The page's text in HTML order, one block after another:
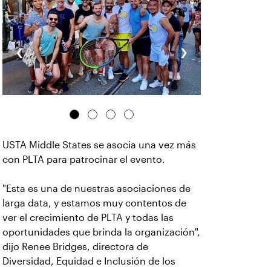
‹ ›
USTA Middle States se asocia una vez más
con PLTA para patrocinar el evento.
"Esta es una de nuestras asociaciones de
larga data, y estamos muy contentos de
ver el crecimiento de PLTA y todas las
oportunidades que brinda la organización",
dijo Renee Bridges, directora de
Diversidad, Equidad e Inclusión de los